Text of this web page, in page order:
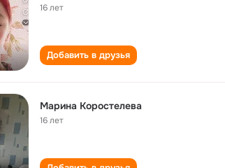
16 лет
Добавить в друзья
Марина Коростелева
16 лет